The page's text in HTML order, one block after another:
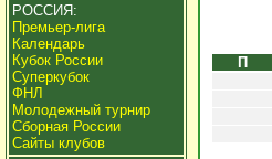
РОССИЯ:
Премьер-лига
Календарь
Кубок России
Суперкубок
ФНЛ
Молодежный турнир
Сборная России
Сайты клубов
П